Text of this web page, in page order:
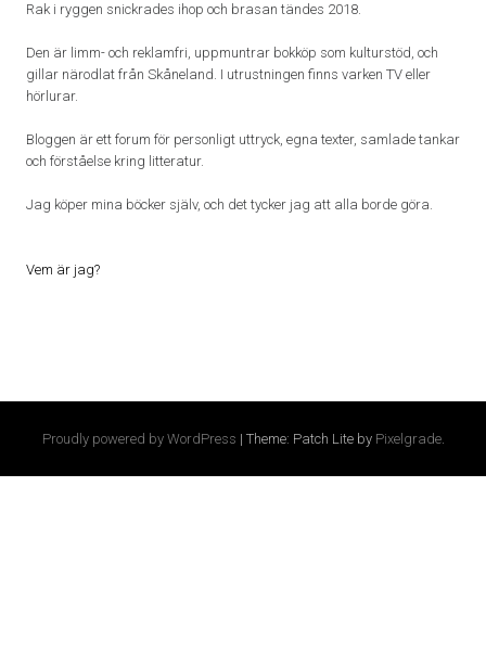
Rak i ryggen snickrades ihop och brasan tändes 2018.
Den är limm- och reklamfri, uppmuntrar bokköp som kulturstöd, och
gillar närodlat från Skåneland. I utrustningen finns varken TV eller
hörlurar.
Bloggen är ett forum för personligt uttryck, egna texter, samlade tankar
och förståelse kring litteratur.
Jag köper mina böcker själv, och det tycker jag att alla borde göra.
Vem är jag?
Proudly powered by WordPress | Theme: Patch Lite by Pixelgrade.